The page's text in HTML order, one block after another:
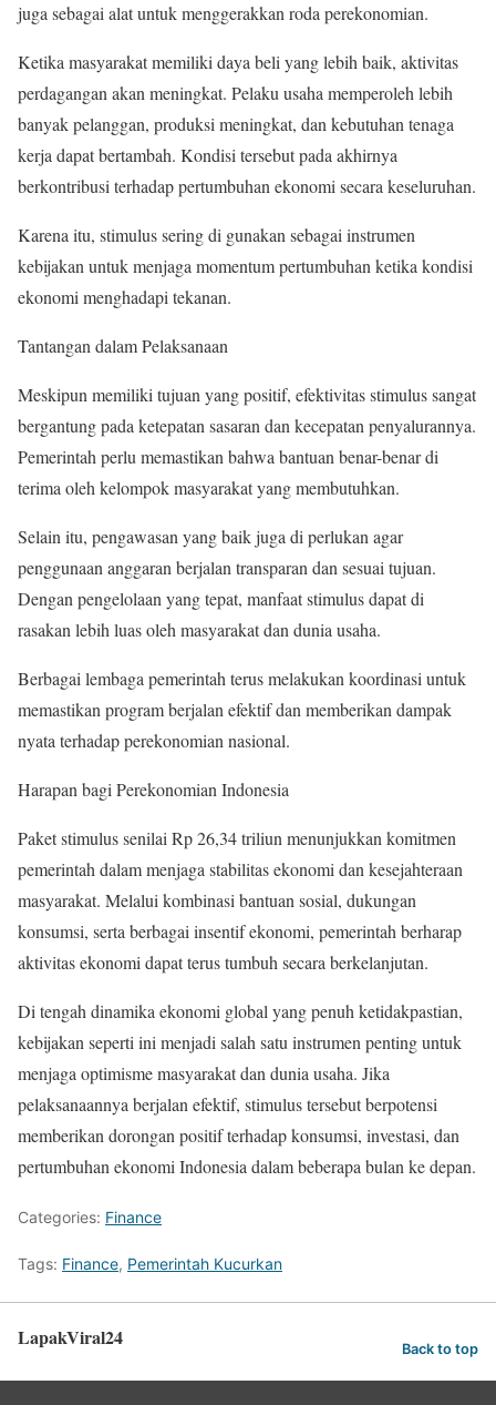
juga sebagai alat untuk menggerakkan roda perekonomian.
Ketika masyarakat memiliki daya beli yang lebih baik, aktivitas
perdagangan akan meningkat. Pelaku usaha memperoleh lebih
banyak pelanggan, produksi meningkat, dan kebutuhan tenaga
kerja dapat bertambah. Kondisi tersebut pada akhirnya
berkontribusi terhadap pertumbuhan ekonomi secara keseluruhan.
Karena itu, stimulus sering di gunakan sebagai instrumen
kebijakan untuk menjaga momentum pertumbuhan ketika kondisi
ekonomi menghadapi tekanan.
Tantangan dalam Pelaksanaan
Meskipun memiliki tujuan yang positif, efektivitas stimulus sangat
bergantung pada ketepatan sasaran dan kecepatan penyalurannya.
Pemerintah perlu memastikan bahwa bantuan benar-benar di
terima oleh kelompok masyarakat yang membutuhkan.
Selain itu, pengawasan yang baik juga di perlukan agar
penggunaan anggaran berjalan transparan dan sesuai tujuan.
Dengan pengelolaan yang tepat, manfaat stimulus dapat di
rasakan lebih luas oleh masyarakat dan dunia usaha.
Berbagai lembaga pemerintah terus melakukan koordinasi untuk
memastikan program berjalan efektif dan memberikan dampak
nyata terhadap perekonomian nasional.
Harapan bagi Perekonomian Indonesia
Paket stimulus senilai Rp 26,34 triliun menunjukkan komitmen
pemerintah dalam menjaga stabilitas ekonomi dan kesejahteraan
masyarakat. Melalui kombinasi bantuan sosial, dukungan
konsumsi, serta berbagai insentif ekonomi, pemerintah berharap
aktivitas ekonomi dapat terus tumbuh secara berkelanjutan.
Di tengah dinamika ekonomi global yang penuh ketidakpastian,
kebijakan seperti ini menjadi salah satu instrumen penting untuk
menjaga optimisme masyarakat dan dunia usaha. Jika
pelaksanaannya berjalan efektif, stimulus tersebut berpotensi
memberikan dorongan positif terhadap konsumsi, investasi, dan
pertumbuhan ekonomi Indonesia dalam beberapa bulan ke depan.
Categories: Finance
Tags: Finance, Pemerintah Kucurkan
LapakViral24 Back to top